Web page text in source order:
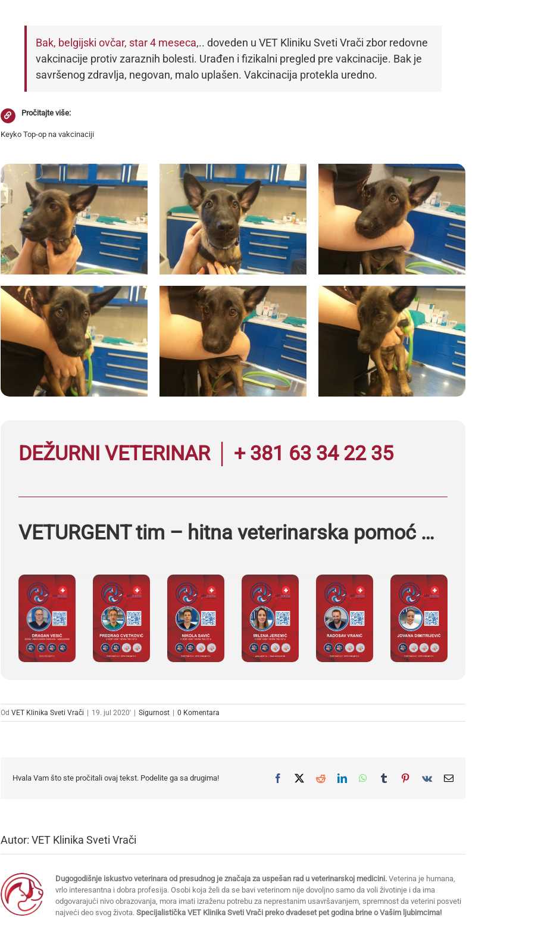
Bak, belgijski ovčar, star 4 meseca,.. doveden u VET Kliniku Sveti Vrači zbor redovne
vakcinacije protiv zaraznih bolesti. Urađen i fizikalni pregled pre vakcinacije. Bak je
savršenog zdravlja, negovan, malo uplašen. Vakcinacija protekla uredno.
Pročitajte više:
Keyko Top-op na vakcinaciji
DEŽURNI VETERINAR │ + 381 63 34 22 35
VETURGENT tim – hitna veterinarska pomoć …
Od VET Klinika Sveti Vrači | 19. jul 2020' | Sigurnost | 0 Komentara
Hvala Vam što ste pročitali ovaj tekst. Podelite ga sa drugima! Facebook RedditLinkedInWhatsApp
Tumblr Pinterest
Vk Email
Autor: VET Klinika Sveti Vrači
Dugogodišnje iskustvo veterinara od presudnog je značaja za uspešan rad u veterinarskoj medicini. Veterina je humana,
vrlo interesantna i dobra profesija. Osobi koja želi da se bavi veterinom nije dovoljno samo da voli životinje i da ima
odgovarajući nivo obrazovanja, mora imati izraženu potrebu za neprestanim usavršavanjem, spremnost da veterini posveti
najveći deo svog života. Specijalistička VET Klinika Sveti Vrači preko dvadeset pet godina brine o Vašim ljubimcima!